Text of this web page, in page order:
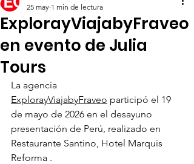
ExplorayViajabyFraveo
en evento de Julia
Tours
25 may 1 min de lectura
La agencia
ExplorayViajabyFraveo participó el 19
de mayo de 2026 en el desayuno
presentación de Perú, realizado en
Restaurante Santino, Hotel Marquis
Reforma .